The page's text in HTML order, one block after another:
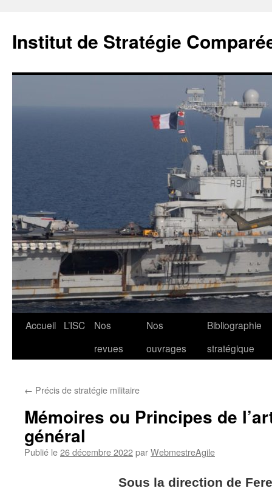
Institut de Stratégie
Aller
Accueil L’ISC
Nos
revues
Nos
ouvrages
Bibliographie
stratégique
← Précis de stratégie militaire
Mémoires ou Principes de
général
Publié le26 décembre 2022parWebmestreAgile
Sous la direction de